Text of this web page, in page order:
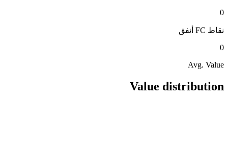
0
نقاط FC
أنفق
0
Avg. Value
Value distribution